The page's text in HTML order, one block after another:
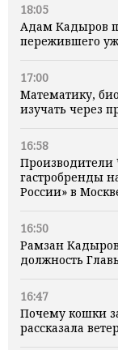
18:05
Адам Кадыров
пережившего
17:00
Математику,
изучать через
16:58
Производители
гастробренды
России» в
16:50
Рамзан
должность
16:47
Почему кошки
рассказала